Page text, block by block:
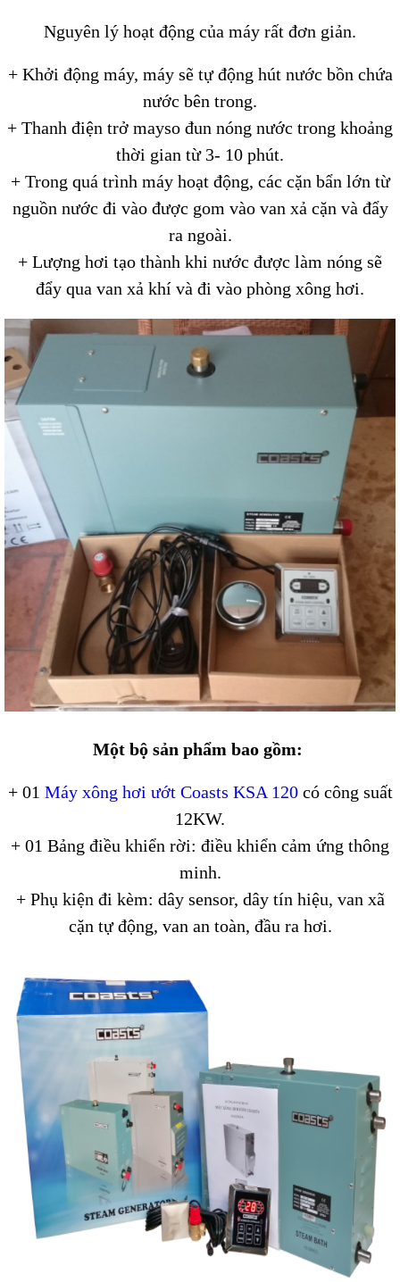
Nguyên lý hoạt động của máy rất đơn giản.
+ Khởi động máy, máy sẽ tự động hút nước bồn chứa
nước bên trong.
+ Thanh điện trở mayso đun nóng nước trong khoảng
thời gian từ 3- 10 phút.
+ Trong quá trình máy hoạt động, các cặn bẩn lớn từ
nguồn nước đi vào được gom vào van xả cặn và đẩy
ra ngoài.
+ Lượng hơi tạo thành khi nước được làm nóng sẽ
đẩy qua van xả khí và đi vào phòng xông hơi.
Một bộ sản phẩm bao gồm:
+ 01 Máy xông hơi ướt Coasts KSA 120có công suất
12KW.
+ 01 Bảng điều khiển rời: điều khiển cảm ứng thông
minh.
+ Phụ kiện đi kèm: dây sensor, dây tín hiệu, van xã
cặn tự động, van an toàn, đầu ra hơi.